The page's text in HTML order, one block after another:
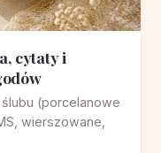
cytaty i
(porcelanowe
wierszowane,